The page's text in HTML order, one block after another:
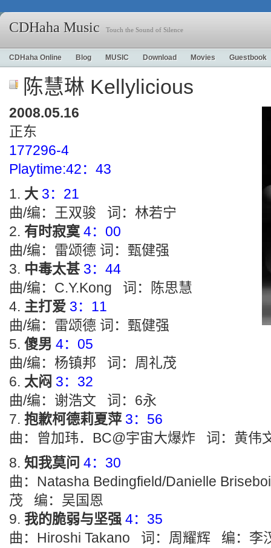
CDHaha Music Touch the Sound of Silence
CDHaha Online Blog MUSIC Download Movies Guestbook
陈慧琳 Kellylicious
2008.05.16
正东
177296-4
Playtime:42：43
大 3：21
曲/编：王双骏 词：林若宁
有时寂寞 4：00
曲/编：雷颂德 词：甄健强
中毒太甚 3：44
曲/编：C.Y.Kong 词：陈思慧
主打爱 3：11
曲/编：雷颂德 词：甄健强
傻男 4：05
曲/编：杨镇邦 词：周礼茂
太闷 3：32
曲/编：谢浩文 词：6永
抱歉柯德莉夏萍 3：56
曲：曾加玮．BC@宇宙大爆炸 词：黄伟
知我莫问 4：30
曲：Natasha Bedingfield/Danielle
茂 编：吴国恩
我的脆弱与坚强 4：35
曲：Hiroshi Takano 词：周耀辉 编：李